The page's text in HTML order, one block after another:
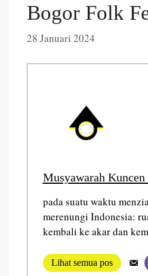
Bogor Folk
28 Januari 2024
Musyawarah Kuncen
pada suatu waktu
merenungi Indonesia:
kembali ke akar dan
Lihat semua pos